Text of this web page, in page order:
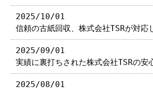
2025/10/01
信頼の古紙回収、株式会社TSRが対応
2025/09/01
実績に裏打ちされた株式会社TSRの安
2025/08/01